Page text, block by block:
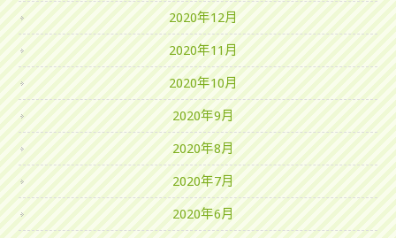
2020年12月
2020年11月
2020年10月
2020年9月
2020年8月
2020年7月
2020年6月